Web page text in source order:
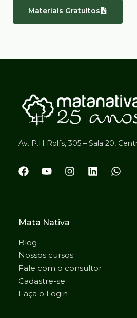
Materiais Gratuitos
Av. P.H Rolfs, 305 – Sala 20,
Mata Nativa
Blog
Nossos cursos
Fale com o consultor
Cadastre-se
Faça o Login